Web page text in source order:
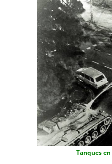
Tanques